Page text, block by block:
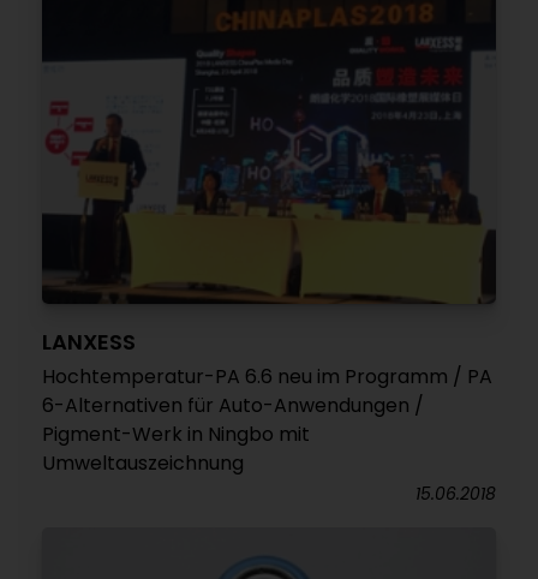
LANXESS
Hochtemperatur-PA 6.6 neu im Programm / PA
6-Alternativen für Auto-Anwendungen /
Pigment-Werk in Ningbo mit
Umweltauszeichnung
15.06.2018